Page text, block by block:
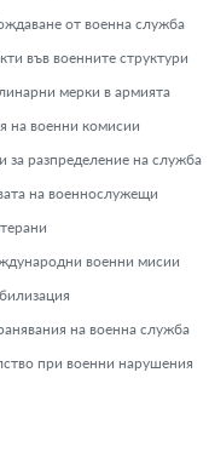
от военна служба
във военните структури
мерки в армията
на военни комисии
за разпределение на служба
на военнослужещи
военни мисии
на военна служба
при военни нарушения